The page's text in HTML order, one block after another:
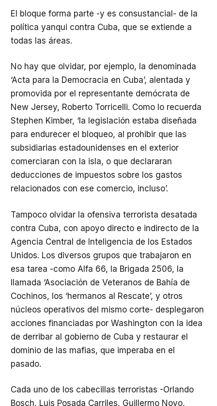
El bloque forma parte -y es consustancial- de la
política yanqui contra Cuba, que se extiende a
todas las áreas.
No hay que olvidar, por ejemplo, la denominada
‘Acta para la Democracia en Cuba’, alentada y
promovida por el representante demócrata de
New Jersey, Roberto Torricelli. Como lo recuerda
Stephen Kimber, ‘la legislación estaba diseñada
para endurecer el bloqueo, al prohibir que las
subsidiarias estadounidenses en el exterior
comerciaran con la isla, o que declararan
deducciones de impuestos sobre los gastos
relacionados con ese comercio, incluso’.
Tampoco olvidar la ofensiva terrorista desatada
contra Cuba, con apoyo directo e indirecto de la
Agencia Central de Inteligencia de los Estados
Unidos. Los diversos grupos que trabajaron en
esa tarea -como Alfa 66, la Brigada 2506, la
llamada ‘Asociación de Veteranos de Bahía de
Cochinos, los ‘hermanos al Rescate’, y otros
núcleos operativos del mismo corte- desplegaron
acciones financiadas por Washington con la idea
de derribar al gobierno de Cuba y restaurar el
dominio de las mafias, que imperaba en el
pasado.
Cada uno de los cabecillas terroristas -Orlando
Bosch, Luis Posada Carriles, Guillermo Novo,